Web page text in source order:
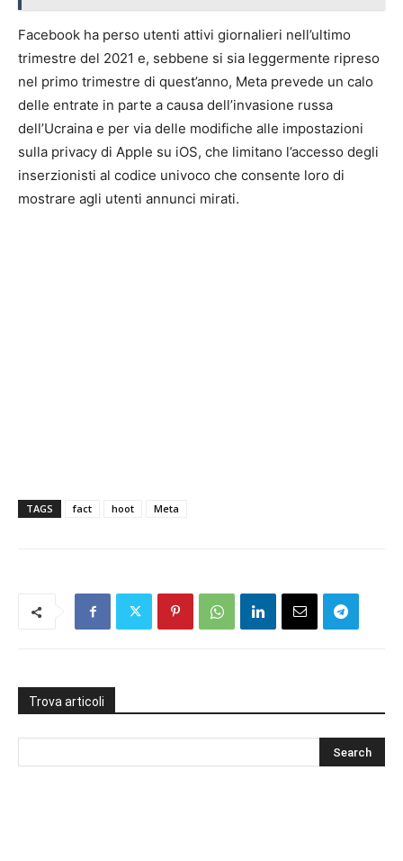
Facebook ha perso utenti attivi giornalieri nell’ultimo
trimestre del 2021 e, sebbene si sia leggermente ripreso
nel primo trimestre di quest’anno, Meta prevede un calo
delle entrate in parte a causa dell’invasione russa
dell’Ucraina e per via delle modifiche alle impostazioni
sulla privacy di Apple su iOS, che limitano l’accesso degli
inserzionisti al codice univoco che consente loro di
mostrare agli utenti annunci mirati.
TAGS fact hoot Meta
Trova articoli